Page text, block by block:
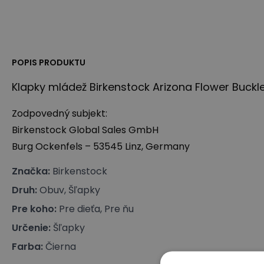
POPIS PRODUKTU
Klapky mládež Birkenstock Arizona Flower
Zodpovedný subjekt:
Birkenstock Global Sales GmbH
Burg Ockenfels – 53545 Linz, Germany
Značka: Birkenstock
Druh:Obuv, Šľapky
Pre koho: Pre dieťa, Pre ňu
Určenie: Šľapky
Farba:Čierna